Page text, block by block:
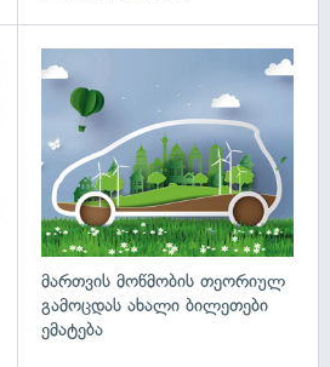
გადახედვა
მართვის მოწმობის თეორიულ
გამოცდას ახალი ბილეთები
ემატება